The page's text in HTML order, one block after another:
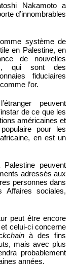
Nakamoto a
d’innombrables
système de
en Palestine, en
de nouvelles
qui sont des
fiduciaires
l’or.
peuvent
de ce que les
américaines et
pour les
en est un
peuvent
adressés aux
personnes dans
sociales,
peut être encore
celui-ci concerne
à des fins
mais avec plus
probablement
années.